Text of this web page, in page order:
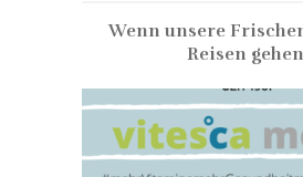
Wenn unsere
Reisen